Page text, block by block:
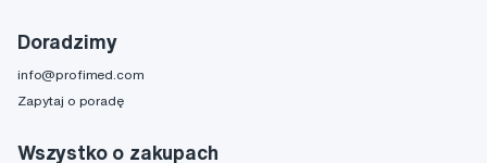
Doradzimy
info@profimed.com
Zapytaj o poradę
Wszystko o zakupach